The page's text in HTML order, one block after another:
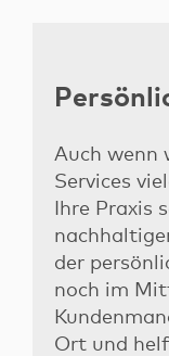
Auch
Services
Ihre Praxis
der
noch im
Ort und